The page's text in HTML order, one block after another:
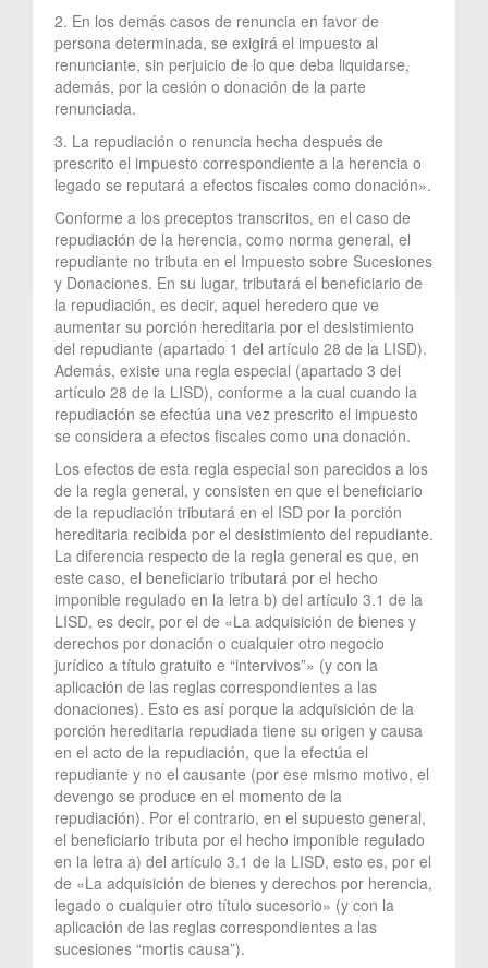
2. En los demás casos de renuncia en favor de
persona determinada, se exigirá el impuesto al
renunciante, sin perjuicio de lo que deba liquidarse,
además, por la cesión o donación de la parte
renunciada.
3. La repudiación o renuncia hecha después de
prescrito el impuesto correspondiente a la herencia o
legado se reputará a efectos fiscales como donación».
Conforme a los preceptos transcritos, en el caso de
repudiación de la herencia, como norma general, el
repudiante no tributa en el Impuesto sobre Sucesiones
y Donaciones. En su lugar, tributará el beneficiario de
la repudiación, es decir, aquel heredero que ve
aumentar su porción hereditaria por el desistimiento
del repudiante (apartado 1 del artículo 28 de la LISD).
Además, existe una regla especial (apartado 3 del
artículo 28 de la LISD), conforme a la cual cuando la
repudiación se efectúa una vez prescrito el impuesto
se considera a efectos fiscales como una donación.
Los efectos de esta regla especial son parecidos a los
de la regla general, y consisten en que el beneficiario
de la repudiación tributará en el ISD por la porción
hereditaria recibida por el desistimiento del repudiante.
La diferencia respecto de la regla general es que, en
este caso, el beneficiario tributará por el hecho
imponible regulado en la letra b) del artículo 3.1 de la
LISD, es decir, por el de «La adquisición de bienes y
derechos por donación o cualquier otro negocio
jurídico a título gratuito e “intervivos”» (y con la
aplicación de las reglas correspondientes a las
donaciones). Esto es así porque la adquisición de la
porción hereditaria repudiada tiene su origen y causa
en el acto de la repudiación, que la efectúa el
repudiante y no el causante (por ese mismo motivo, el
devengo se produce en el momento de la
repudiación). Por el contrario, en el supuesto general,
el beneficiario tributa por el hecho imponible regulado
en la letra a) del artículo 3.1 de la LISD, esto es, por el
de «La adquisición de bienes y derechos por herencia,
legado o cualquier otro título sucesorio» (y con la
aplicación de las reglas correspondientes a las
sucesiones “mortis causa”).